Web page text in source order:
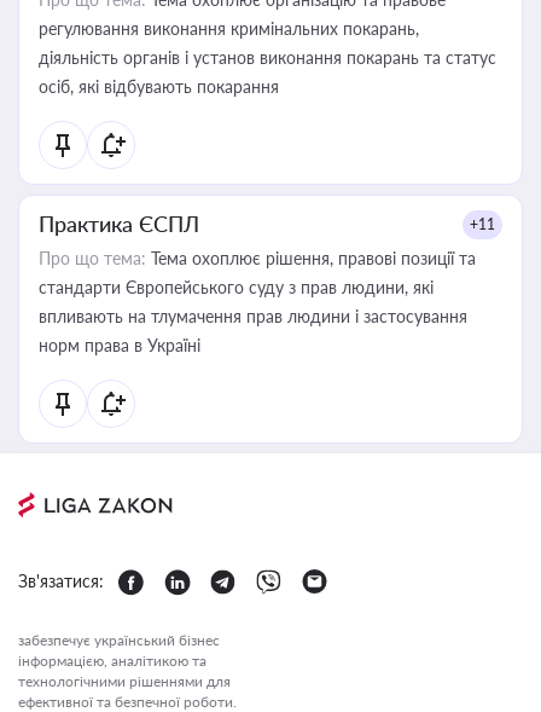
регулювання виконання кримінальних покарань,
діяльність органів і установ виконання покарань та статус
осіб, які відбувають покарання
Практика ЄСПЛ +11
Про що тема: Тема охоплює рішення, правові позиції та
стандарти Європейського суду з прав людини, які
впливають на тлумачення прав людини і застосування
норм права в Україні
Зв'язатися:
забезпечує український бізнес
інформацією, аналітикою та
технологічними рішеннями для
ефективної та безпечної роботи.